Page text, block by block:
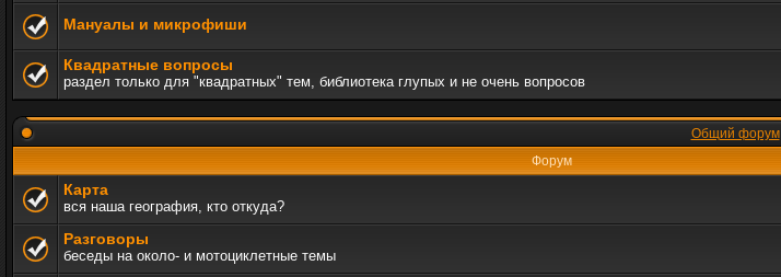
Мануалы и микрофиши
Квадратные вопросы
раздел только для "квадратных" тем, библиотека глупых и не очень вопросов
Общий форум
Форум
Карта
вся наша география, кто откуда?
Разговоры
беседы на около- и мотоциклетные темы